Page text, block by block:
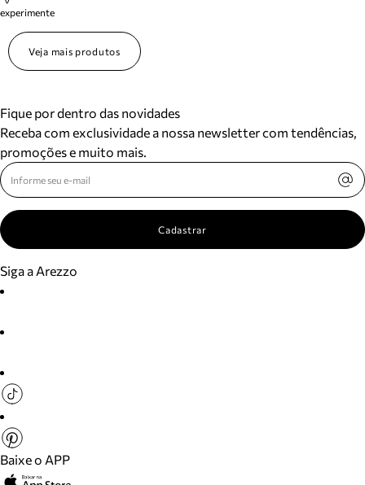
experimente
Veja mais produtos
Fique por dentro das novidades
Receba com exclusividade a nossa newsletter com tendências,
promoções e muito mais.
Cadastrar
Siga a Arezzo
Baixe o APP